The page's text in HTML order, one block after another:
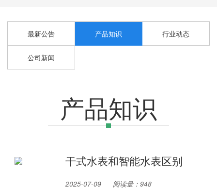
最新公告 产品知识 行业动态
公司新闻
产品知识
干式水表和智能水表区别
2025-07-09 阅读量：948